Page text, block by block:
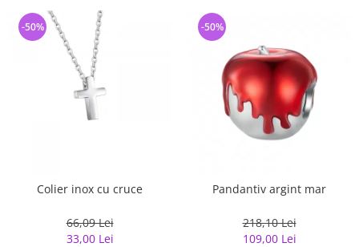
Colier inox cu cruce
66,09 Lei
33,00 Lei
-50%
Pandantiv argint mar
218,10 Lei
109,00 Lei
-50%